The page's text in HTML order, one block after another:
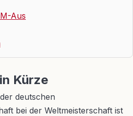
Aus
Kürze
deutschen
bei der Weltmeisterschaft ist